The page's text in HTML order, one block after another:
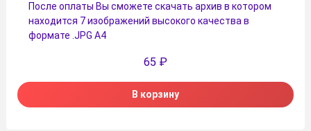
После оплаты Вы сможете скачать архив в котором
находится 7 изображений высокого качества в
формате .JPG А4
65 ₽
В корзину